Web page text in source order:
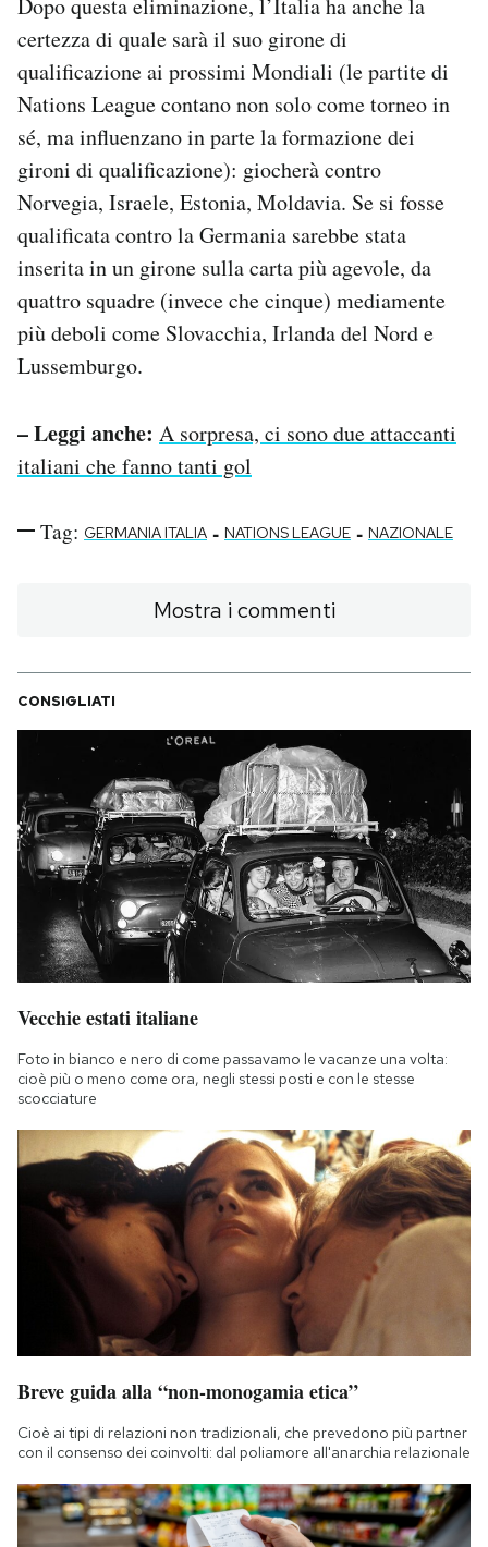
certezza di quale sarà il suo girone di
qualificazione ai prossimi Mondiali (le partite di
Nations League contano non solo come torneo in
sé, ma influenzano in parte la formazione dei
gironi di qualificazione): giocherà contro
Norvegia, Israele, Estonia, Moldavia. Se si fosse
qualificata contro la Germania sarebbe stata
inserita in un girone sulla carta più agevole, da
quattro squadre (invece che cinque) mediamente
più deboli come Slovacchia, Irlanda del Nord e
Lussemburgo.
– Leggi anche: A sorpresa, ci sono due attaccanti
italiani che fanno tanti gol
Tag: GERMANIA ITALIA - NATIONS LEAGUE - NAZIONALE
Mostra i commenti
CONSIGLIATI
Vecchie estati italiane
Foto in bianco e nero di come passavamo le vacanze una volta:
cioè più o meno come ora, negli stessi posti e con le stesse
scocciature
Breve guida alla “non-monogamia etica”
Cioè ai tipi di relazioni non tradizionali, che prevedono più partner
con il consenso dei coinvolti: dal poliamore all'anarchia relazionale